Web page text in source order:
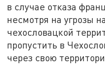
в случае отказа
несмотря на угрозы
чехословацкой
пропустить в
через свою